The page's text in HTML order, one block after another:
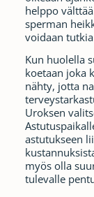
helppo
sperman
voidaan
Kun huolella
koetaan joka
nähty, jotta
Uroksen
astutukseen
myös olla
tulevalle